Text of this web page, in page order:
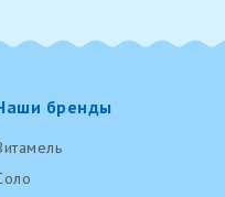
бренды